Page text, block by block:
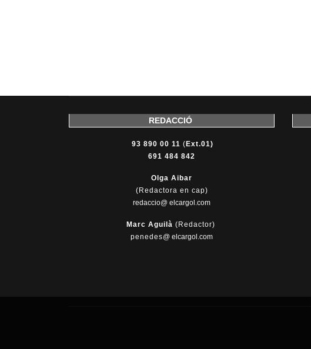
REDACCIÓ
93 890 00 11 ( Ext.01)
691 484 842
Olga Aibar
(Redactora en cap)
redaccio@ elcargol.com
Marc Aguilà (Redactor)
penedes@ elcargol.com